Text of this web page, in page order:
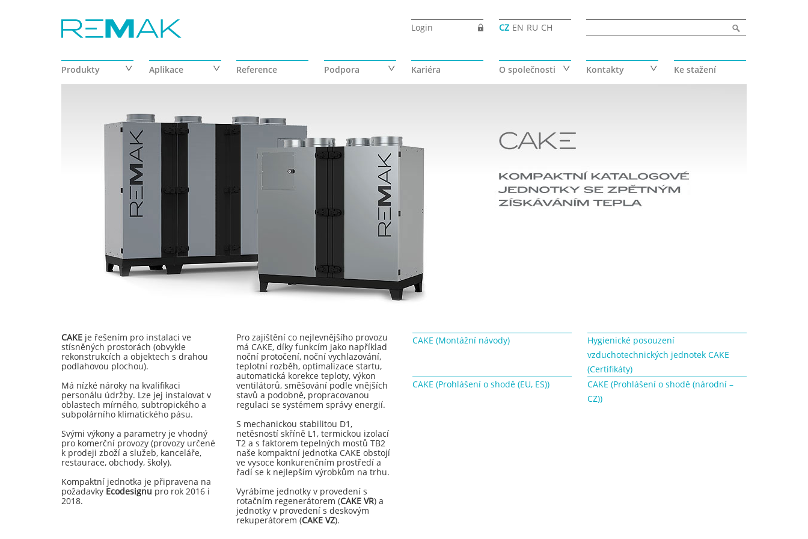
Login
CZ EN RU CH
Produkty Aplikace Reference Podpora Kariéra O společnosti Kontakty Ke stažení
CAKE je řešením pro instalaci ve
stísněných prostorách (obvykle
rekonstrukcích a objektech s drahou
podlahovou plochou).
Má nízké nároky na kvalifikaci
personálu údržby. Lze jej instalovat v
oblastech mírného, subtropického a
subpolárního klimatického pásu.
Svými výkony a parametry je vhodný
pro komerční provozy (provozy určené
k prodeji zboží a služeb, kanceláře,
restaurace, obchody, školy).
Kompaktní jednotka je připravena na
požadavky Ecodesignu pro rok 2016 i
2018.
Pro zajištění co nejlevnějšího provozu
má CAKE, díky funkcím jako například
noční protočení, noční vychlazování,
teplotní rozběh, optimalizace startu,
automatická korekce teploty, výkon
ventilátorů, směšování podle vnějších
stavů a podobně, propracovanou
regulaci se systémem správy energií.
S mechanickou stabilitou D1,
netěsností skříně L1, termickou izolací
T2 a s faktorem tepelných mostů TB2
naše kompaktní jednotka CAKE obstojí
ve vysoce konkurenčním prostředí a
řadí se k nejlepším výrobkům na trhu.
Vyrábíme jednotky v provedení s
rotačním regenerátorem (CAKE VR) a
jednotky v provedení s deskovým
rekuperátorem (CAKE VZ).
CAKE (Montážní návody)
Hygienické posouzení
vzduchotechnických jednotek CAKE
(Certifikáty)
CAKE (Prohlášení o shodě (EU, ES))
CAKE (Prohlášení o shodě (národní –
CZ))